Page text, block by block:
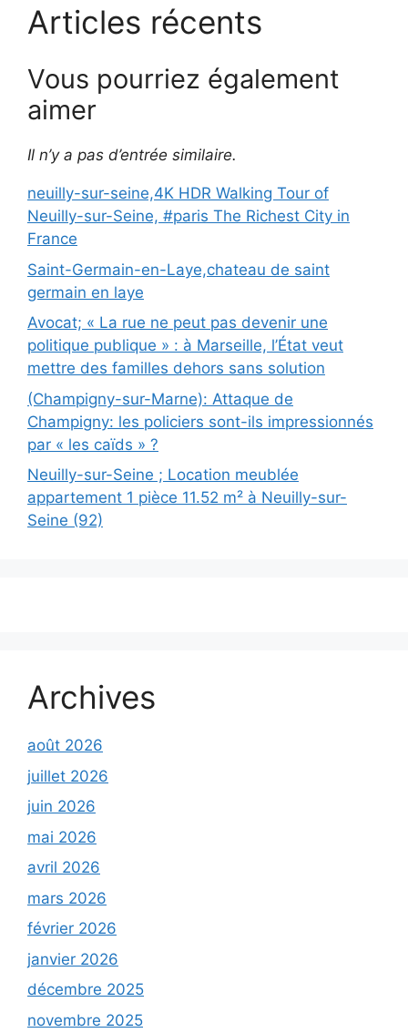
Articles récents
Vous pourriez également
aimer
Il n’y a pas d’entrée similaire.
neuilly-sur-seine,4K HDR Walking Tour of
Neuilly-sur-Seine, #paris The Richest City in
France
Saint-Germain-en-Laye,chateau de saint
germain en laye
Avocat; « La rue ne peut pas devenir une
politique publique » : à Marseille, l’État veut
mettre des familles dehors sans solution
(Champigny-sur-Marne): Attaque de
Champigny: les policiers sont-ils impressionnés
par « les caïds » ?
Neuilly-sur-Seine ; Location meublée
appartement 1 pièce 11.52 m² à Neuilly-sur-
Seine (92)
Archives
août 2026
juillet 2026
juin 2026
mai 2026
avril 2026
mars 2026
février 2026
janvier 2026
décembre 2025
novembre 2025